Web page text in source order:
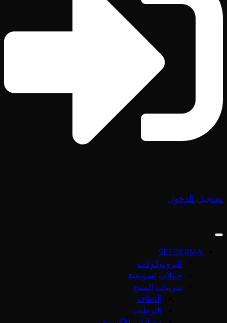
تسجيل الدخول
SESDERMA
البروتوكولات
حملات تسويقية
تدريبات المنتج
النظافة
الترطيب